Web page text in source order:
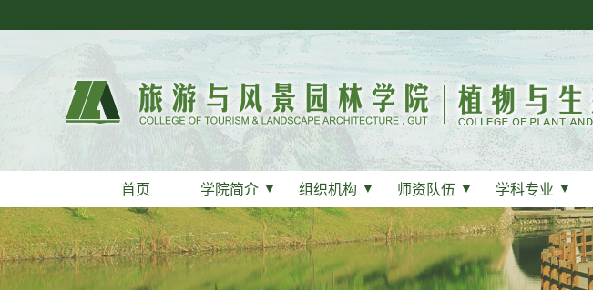
首页 学院简介 ▼ 组织机构 ▼ 师资队伍 ▼ 学科专业 ▼